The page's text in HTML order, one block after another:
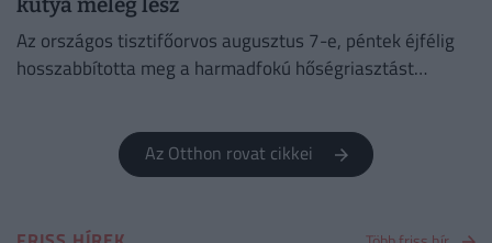
Az országos tisztifőorvos augusztus 7-e, péntek éjfélig
hosszabbította meg a harmadfokú hőségriasztást
Az Otthon rovat cikkei